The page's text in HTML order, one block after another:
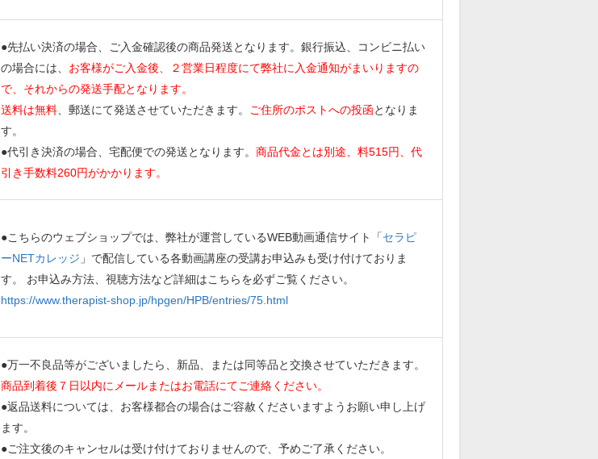
●先払い決済の場合、ご入金確認後の商品発送となります。銀行振込、コンビニ払い
の場合には、 お客様がご入金後、２営業日程度にて弊社に入金通知がまいりますの
で、それからの発送手配となります。
送料は無料 、郵送にて発送させていただきます。 ご住所のポストへの投函となりま
す。
●代引き決済の場合、宅配便での発送となります。 商品代金とは別途、料515円、代
引き手数料260円がかかります。
●こちらのウェブショップでは、弊社が運営しているWEB動画通信サイト「セラピ
ーNETカレッジ 」で配信している各動画講座の受講お申込みも受け付けておりま
す。 お申込み方法、視聴方法など詳細はこちらを必ずご覧ください。
https://www.therapist-shop.jp/hpgen/HPB/entries/75.html
●万一不良品等がございましたら、新品、または同等品と交換させていただきます。
商品到着後７日以内にメールまたはお電話にてご連絡ください。
●返品送料については、お客様都合の場合はご容赦くださいますようお願い申し上げ
ます。
●ご注文後のキャンセルは受け付けておりませんので、予めご了承ください。